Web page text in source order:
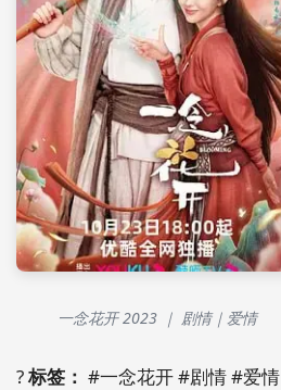
一念花开 2023 ｜ 剧情｜爱情
?标签： #一念花开 #剧情 #爱